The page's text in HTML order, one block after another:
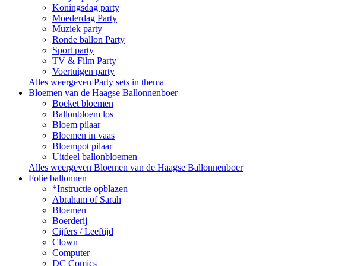
Koningsdag party
Moederdag Party
Muziek party
Ronde ballon Party
Sport party
TV & Film Party
Voertuigen party
Alles weergeven Party sets in thema
Bloemen van de Haagse Ballonnenboer
Boeket bloemen
Ballonbloem los
Bloem pilaar
Bloemen in vaas
Bloempot pilaar
Uitdeel ballonbloemen
Alles weergeven Bloemen van de Haagse Ballonnenboer
Folie ballonnen
*Instructie opblazen
Abraham of Sarah
Bloemen
Boerderij
Cijfers / Leeftijd
Clown
Computer
DC Comics